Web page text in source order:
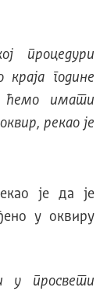
процедури
године
ћемо имати
рекао је
је да је
у оквиру
у просвети